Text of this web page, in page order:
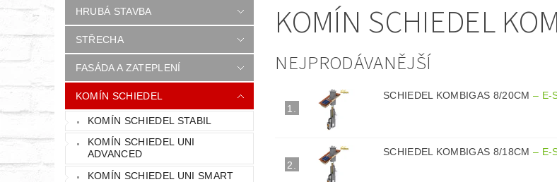
HRUBÁ STAVBA
STŘECHA
FASÁDA A ZATEPLENÍ
KOMÍN SCHIEDEL
KOMÍN SCHIEDEL STABIL
KOMÍN SCHIEDEL UNI
ADVANCED
KOMÍN SCHIEDEL UNI SMART
KOMÍN SCHIEDEL
NEJPRODÁVANĚJŠÍ
1.
SCHIEDEL KOMBIGAS 8/20CM – E-
2.
SCHIEDEL KOMBIGAS 8/18CM – E-